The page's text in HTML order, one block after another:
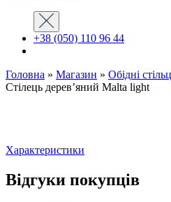
+38 (050) 110 96 44
Головна » Магазин » Обідні
Стілець дерев’яний Malta light
Характеристики
Відгуки покупців